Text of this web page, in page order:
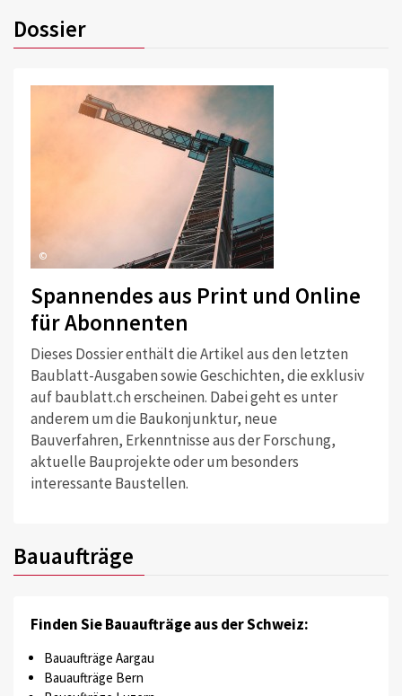
Dossier
©
Spannendes aus Print und Online
für Abonnenten
Dieses Dossier enthält die Artikel aus den letzten
Baublatt-Ausgaben sowie Geschichten, die exklusiv
auf baublatt.ch erscheinen. Dabei geht es unter
anderem um die Baukonjunktur, neue
Bauverfahren, Erkenntnisse aus der Forschung,
aktuelle Bauprojekte oder um besonders
interessante Baustellen.
Bauaufträge
Finden Sie Bauaufträge aus der Schweiz:
Bauaufträge Aargau
Bauaufträge Bern